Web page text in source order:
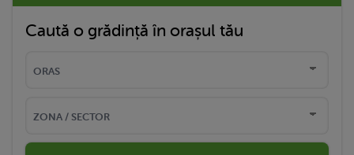
Caută o grădință în orașul tău